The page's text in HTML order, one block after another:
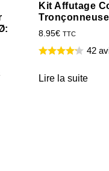
Kit Affutage
Tronçonneuse
8.95€ TTC
42
Lire la suite